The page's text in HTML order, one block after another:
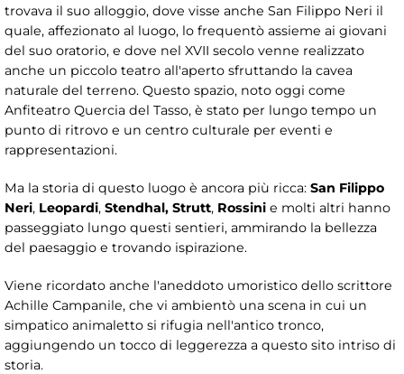
trovava il suo alloggio, dove visse anche San Filippo Neri il
quale, affezionato al luogo, lo frequentò assieme ai giovani
del suo oratorio, e dove nel XVII secolo venne realizzato
anche un piccolo teatro all'aperto sfruttando la cavea
naturale del terreno. Questo spazio, noto oggi come
Anfiteatro Quercia del Tasso, è stato per lungo tempo un
punto di ritrovo e un centro culturale per eventi e
rappresentazioni.
Ma la storia di questo luogo è ancora più ricca: San Filippo
Neri, Leopardi, Stendhal, Strutt, Rossini e molti altri hanno
passeggiato lungo questi sentieri, ammirando la bellezza
del paesaggio e trovando ispirazione.
Viene ricordato anche l'aneddoto umoristico dello scrittore
Achille Campanile, che vi ambientò una scena in cui un
simpatico animaletto si rifugia nell'antico tronco,
aggiungendo un tocco di leggerezza a questo sito intriso di
storia.